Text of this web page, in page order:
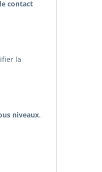
contact
la
niveaux.